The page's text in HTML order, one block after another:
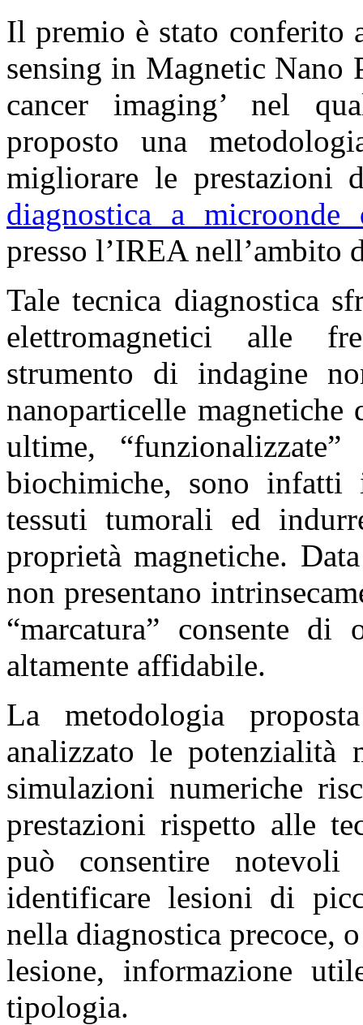
Il premio è stato conferito
sensing in Magnetic Nano
cancer imaging’ nel
proposto una
migliorare le prestazioni
diagnostica a
presso l’IREA nell’ambito
Tale tecnica diagnostica
elettromagnetici alle
strumento di indagine
nanoparticelle magnetiche
ultime,
biochimiche, sono
tessuti tumorali ed
proprietà magnetiche.
non presentano
“marcatura” consente di
altamente affidabile.
La metodologia
analizzato le potenzialità
simulazioni numeriche
prestazioni rispetto alle
può consentire
identificare lesioni di
nella diagnostica precoce,
lesione, informazione
tipologia.